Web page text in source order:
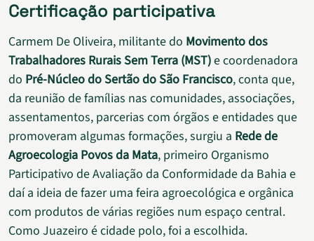
Certificação participativa
Carmem De Oliveira, militante do Movimento dos
Trabalhadores Rurais Sem Terra (MST)e coordenadora
do Pré-Núcleo do Sertão do São Francisco, conta que,
da reunião de famílias nas comunidades, associações,
assentamentos, parcerias com órgãos e entidades que
promoveram algumas formações, surgiu a Rede de
Agroecologia Povos da Mata, primeiro Organismo
Participativo de Avaliação da Conformidade da Bahia e
daí a ideia de fazer uma feira agroecológica e orgânica
com produtos de várias regiões num espaço central.
Como Juazeiro é cidade polo, foi a escolhida.